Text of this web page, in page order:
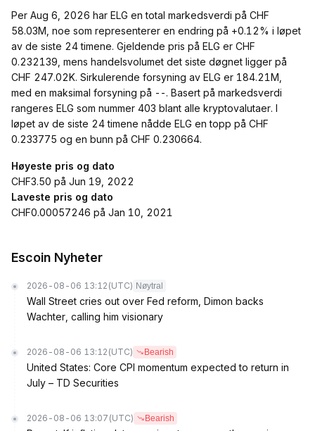
Per Aug 6, 2026 har ELG en total markedsverdi på CHF
58.03M, noe som representerer en endring på +0.12% i løpet
av de siste 24 timene. Gjeldende pris på ELG er CHF
0.232139, mens handelsvolumet det siste døgnet ligger på
CHF 247.02K. Sirkulerende forsyning av ELG er 184.21M,
med en maksimal forsyning på --. Basert på markedsverdi
rangeres ELG som nummer 403 blant alle kryptovalutaer. I
løpet av de siste 24 timene nådde ELG en topp på CHF
0.233775 og en bunn på CHF 0.230664.
Høyeste pris og dato
CHF3.50 på Jun 19, 2022
Laveste pris og dato
CHF0.00057246 på Jan 10, 2021
Escoin Nyheter
2026-08-06 13:12 (UTC) Nøytral
Wall Street cries out over Fed reform, Dimon backs
Wachter, calling him visionary
2026-08-06 13:12 (UTC) Bearish
United States: Core CPI momentum expected to return in
July – TD Securities
2026-08-06 13:07 (UTC) Bearish